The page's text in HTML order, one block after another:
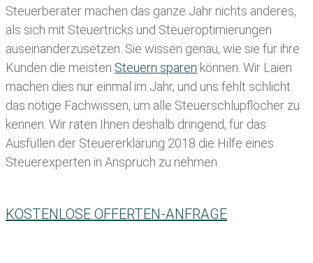
Steuerberater machen das ganze Jahr nichts anderes,
als sich mit Steuertricks und Steueroptimierungen
auseinanderzusetzen. Sie wissen genau, wie sie für ihre
Kunden die meisten Steuern sparen können. Wir Laien
machen dies nur einmal im Jahr, und uns fehlt schlicht
das nötige Fachwissen, um alle Steuerschlupflöcher zu
kennen. Wir raten Ihnen deshalb dringend, für das
Ausfüllen der Steuererklärung 2018 die Hilfe eines
Steuerexperten in Anspruch zu nehmen.
KOSTENLOSE OFFERTEN-ANFRAGE